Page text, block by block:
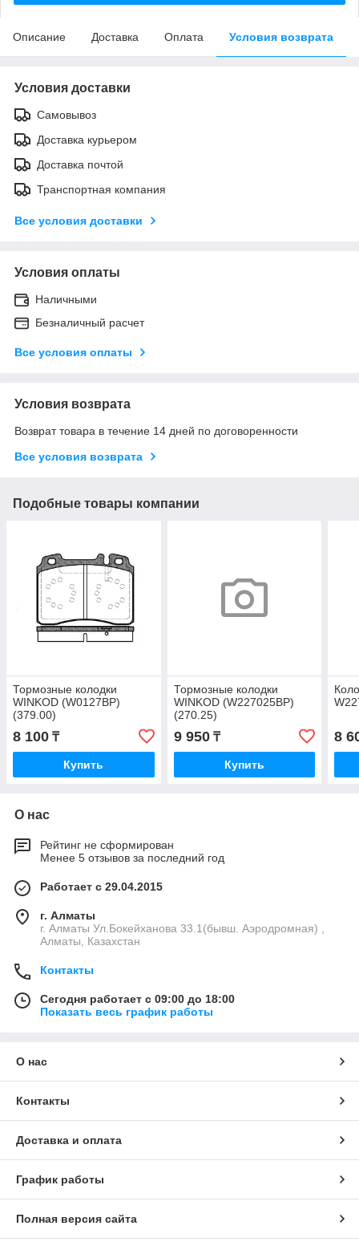
Описание Доставка Оплата Условия возврата
Условия доставки
Самовывоз
Доставка курьером
Доставка почтой
Транспортная компания
Все условия доставки
Условия оплаты
Наличными
Безналичный расчет
Все условия оплаты
Условия возврата
Возврат товара в течение 14 дней по договоренности
Все условия возврата
Подобные товары компании
Тормозные колодки
WINKOD (W0127BP)
(379.00)
8 100 ₸
Купить
Тормозные колодки
WINKOD (W227025BP)
(270.25)
9 950₸
Купить
8
О нас
Рейтинг не сформирован
Менее 5 отзывов за последний год
Работает с 29.04.2015
г. Алматы
г. Алматы Ул.Бокейханова 33.1(бывш. Аэродромная) ,
Алматы, Казахстан
Контакты
Сегодня работает с 09:00 до 18:00
Показать весь график работы
О нас
Контакты
Доставка и оплата
График работы
Полная версия сайта